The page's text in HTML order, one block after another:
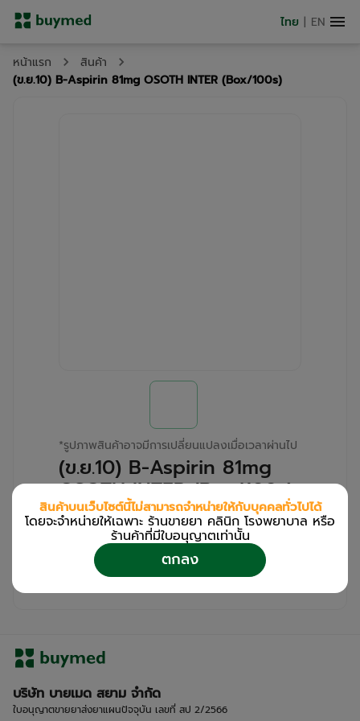
ไทย | EN
หน้าแรก
สินค้า
(ข.ย.10) B-Aspirin 81mg OSOTH INTER (Box/100s)
*รูปภาพสินค้าอาจมีการเปลี่ยนแปลงเมื่อเวลาผ่านไป
(ข.ย.10) B-Aspirin 81mg
OSOTH INTER (Box/100s)
สำหรับลูกค้าเฉพาะร้านขายยา คลินิก และโรง
เข้าสู่ระบบ
ลงทะเบียน
เพื่อดูรายละเอียดเพิ่มเติม
บริษัท บายเมด สยาม จำกัด
ใบอนุญาตขายยาส่งยาแผนปัจจุบัน เลขที่ สป 2/2566
สินค้าบนเว็บไซต์นี้ไม่สามารถจำหน่ายให้กับบุคคลทั่วไปได้
โดยจะจำหน่ายให้เฉพาะ ร้านขายยา คลินิก โรงพยาบาล หรือ
ร้านค้าที่มีใบอนุญาตเท่านััน
ตกลง